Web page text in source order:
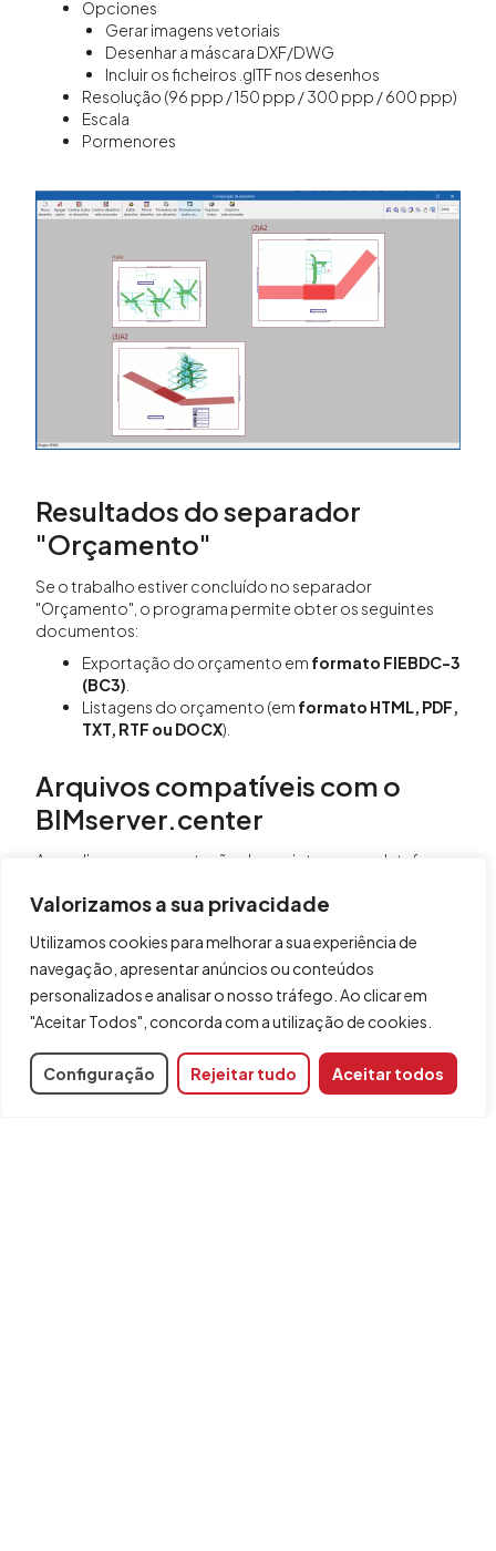
Valorizamos a sua privacidade
Utilizamos cookies para melhorar a sua experiência de
navegação, apresentar anúncios ou conteúdos
personalizados e analisar o nosso tráfego. Ao clicar em
"Aceitar Todos", concorda com a utilização de cookies.
Configuração Rejeitar tudo Aceitar todos
Opciones
Gerar imagens vetoriais
Desenhar a máscara DXF/DWG
Incluir os ficheiros .glTF nos desenhos
Resolução (96 ppp / 150 ppp / 300 ppp / 600 ppp)
Escala
Pormenores
Resultados do separador
"Orçamento"
Se o trabalho estiver concluído no separador
"Orçamento", o programa permite obter os seguintes
documentos:
Exportação do orçamento em formato FIEBDC-3
(BC3)
Listagens do orçamento (em formato HTML, PDF,
TXT, RTF ou DOCX).
Arquivos compatíveis com o
BIMserver.center
Ao realizar uma exportação do projeto para a plataforma
ficheiro emformato IFCe, opcionalmente, as listagens
para a sua integração no projeto Open BIM, permitindo a
sua visualização:
na plataforma online;
na aplicação BIMserver.center para iOS e Android.